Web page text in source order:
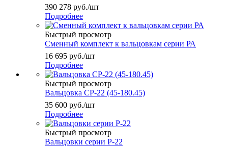
390 278 руб./шт
Подробнее
Быстрый просмотр
Сменный комплект к вальцовкам серии РА
16 695 руб./шт
Подробнее
Быстрый просмотр
Вальцовка СР-22 (45-180.45)
35 600 руб./шт
Подробнее
Быстрый просмотр
Вальцовки серии Р-22